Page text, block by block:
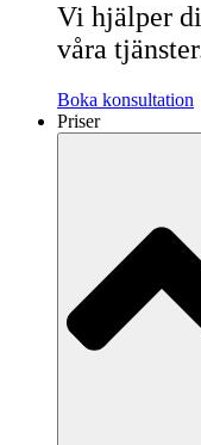
Vi hjälper
våra
Boka konsultation
Priser